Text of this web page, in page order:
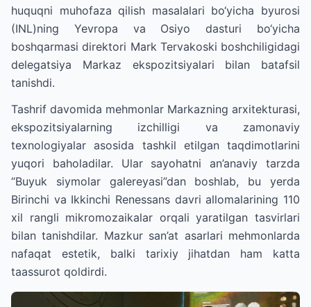
huquqni muhofaza qilish masalalari bo‘yicha byurosi
(INL)ning Yevropa va Osiyo dasturi bo‘yicha
boshqarmasi direktori Mark Tervakoski boshchiligidagi
delegatsiya Markaz ekspozitsiyalari bilan batafsil
tanishdi.
Tashrif davomida mehmonlar Markazning arxitekturasi,
ekspozitsiyalarning izchilligi va zamonaviy
texnologiyalar asosida tashkil etilgan taqdimotlarini
yuqori baholadilar. Ular sayohatni an’anaviy tarzda
“Buyuk siymolar galereyasi”dan boshlab, bu yerda
Birinchi va Ikkinchi Renessans davri allomalarining 110
xil rangli mikromozaikalar orqali yaratilgan tasvirlari
bilan tanishdilar. Mazkur san’at asarlari mehmonlarda
nafaqat estetik, balki tarixiy jihatdan ham katta
taassurot qoldirdi.